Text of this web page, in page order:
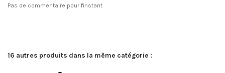
Pas de commentaire pour l'instant
16 autres produits dans la même catégorie :